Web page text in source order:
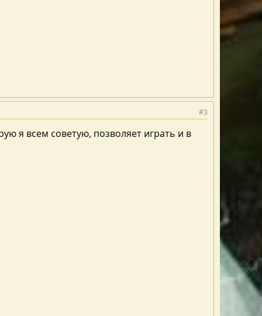
#3
я всем советую, позволяет играть и в